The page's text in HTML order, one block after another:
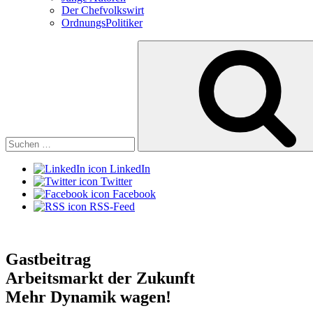
Der Chefvolkswirt
OrdnungsPolitiker
LinkedIn
Twitter
Facebook
RSS-Feed
Gastbeitrag
Arbeitsmarkt der Zukunft
Mehr Dynamik wagen!